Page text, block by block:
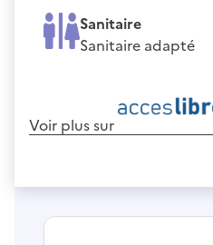
Sanitaire
Sanitaire adapté
Voir plus sur